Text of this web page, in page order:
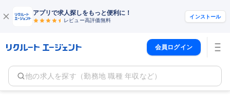
アプリで求人探しをもっと便利に！
レビュー高評価無料
インストール
会員ログイン
他の求人を探す（勤務地 職種 年収など）